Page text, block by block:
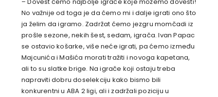
No važnije od toga je da ćemo mi i dalje igrati ono što
ja želim da igramo. Zadržat ćemo jezgru momčadi iz
prošle sezone, nekih šest, sedam, igrača. Ivan Papac
se ostavio košarke, više neće igrati, pa ćemo između
Majcunića i Mašića morati tražiti i novoga kapetana,
ali to su slatke brige. Na igrače koji ostaju treba
napraviti dobru doselekciju kako bismo bili
konkurentni u ABA 2 ligi, ali i zadržali poziciju u